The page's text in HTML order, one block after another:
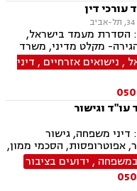
דין
הסדרת מעמד בישראל,
הגירה- מקלט מדיני, משרד
אשרות עבודה, דיני
חוקתי מנהלי, מומחים
, נישואים אזרחיים , דיני
עו"ד וגישור
משפחה, גישור
אפוטרופסות, הסכמי ממון,
נישואים אזרחיים, חלוקת
זמני שהות, ניכור
כוח מתמשך, לשון הרע,
במשפחה , ידועים בציבור